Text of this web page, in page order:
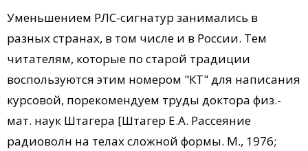
Уменьшением РЛС-сигнатур занимались в
разных странах, в том числе и в России. Тем
читателям, которые по старой традиции
воспользуются этим номером "КТ" для написания
курсовой, порекомендуем труды доктора физ.-
мат. наук Штагера [Штагер Е.А. Рассеяние
радиоволн на телах сложной формы. М., 1976;